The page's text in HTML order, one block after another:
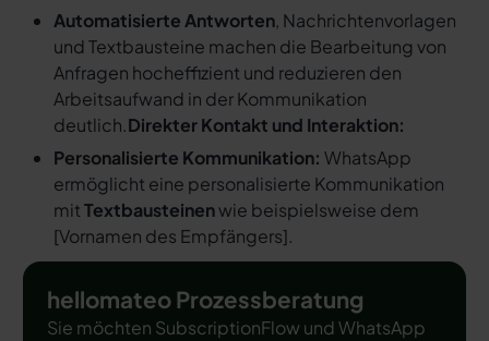
Automatisierte Antworten, Nachrichtenvorlagen
und Textbausteine machen die Bearbeitung von
Anfragen hocheffizient und reduzieren den
Arbeitsaufwand in der Kommunikation
deutlich.Direkter Kontakt und Interaktion:
Personalisierte Kommunikation: WhatsApp
ermöglicht eine personalisierte Kommunikation
mitTextbausteinenwie beispielsweise dem
[Vornamen des Empfängers].
hellomateo Prozessberatung
Sie möchten SubscriptionFlow und WhatsApp